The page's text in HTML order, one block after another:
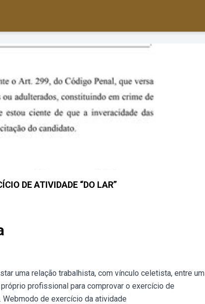
DE ATIVIDADE “DO LAR”
uma relação trabalhista, com vínculo celetista, entre um
profissional para comprovar o exercício de
de exercício da atividade